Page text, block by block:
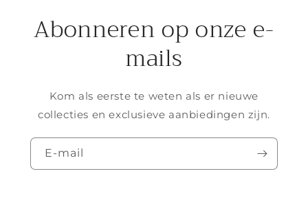
Abonneren op onze e-
mails
Kom als eerste te weten als er nieuwe
collecties en exclusieve aanbiedingen zijn.
E‑mail